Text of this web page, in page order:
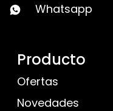
Whatsapp
Producto
Ofertas
Novedades